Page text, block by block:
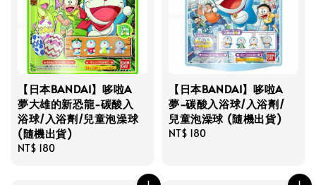
【日本BANDAI】哆啦A
夢大雄的新恐龍-碳酸入
浴球/入浴劑/兒童泡澡球
(隨機出貨)
Regular
NT$ 180
【日本BANDAI】哆啦A
夢-碳酸入浴球/入浴劑/
兒童泡澡球 (隨機出貨)
Regular
NT$ 180